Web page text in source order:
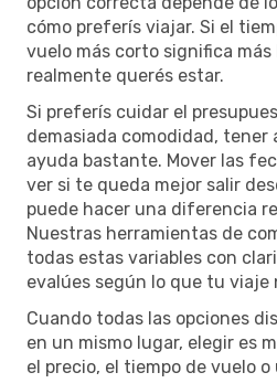
cómo preferís viajar. Si el
vuelo más corto significa más
realmente querés estar.
Si preferís cuidar el
demasiada comodidad, tener
ayuda bastante. Mover las
ver si te queda mejor salir
puede hacer una diferencia
Nuestras herramientas de
todas estas variables con
evalúes según lo que tu viaje
Cuando todas las opciones
en un mismo lugar, elegir es
el precio, el tiempo de vuelo